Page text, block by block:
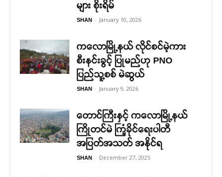
များ စိုးရိမ်
SHAN - January 10, 2026
ကလောမြို့နယ် လိုင်စင်မဲ့ကား
စီးနင်းခွင့် ပြုမည်ဟု PNO
ပြည်သူ့စစ် မဲဆွယ်
SHAN - January 9, 2026
တောင်ကြီးနှင့် ကလောမြို့နယ်
ကြိုတင်မဲ ကြံ့ခိုင်ရေးပါတီ
အပြတ်အသတ် အနိုင်ရ
SHAN - December 27, 2025